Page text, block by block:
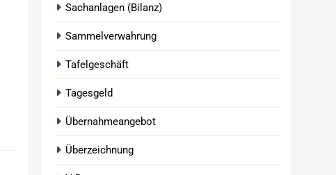
Sachanlagen (Bilanz)
Sammelverwahrung
Tafelgeschäft
Tagesgeld
Übernahmeangebot
Überzeichnung